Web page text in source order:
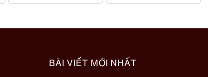
BÀI VIẾT MỚI NHẤT